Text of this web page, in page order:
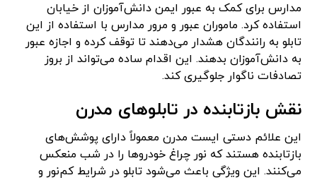
مدارس برای کمک به عبور ایمن دانش‌آموزان از خیابان
استفاده کرد. ماموران عبور و مرور مدارس با استفاده از این
تابلو به رانندگان هشدار می‌دهند تا توقف کرده و اجازه عبور
به دانش‌آموزان بدهند. این اقدام ساده می‌تواند از بروز
تصادفات ناگوار جلوگیری کند.
نقش بازتابنده در تابلوهای مدرن
این علائم دستی ایست مدرن معمولاً دارای پوشش‌های
بازتابنده هستند که نور چراغ خودروها را در شب منعکس
می‌کنند. این ویژگی باعث می‌شود تابلو در شرایط کم‌نور و